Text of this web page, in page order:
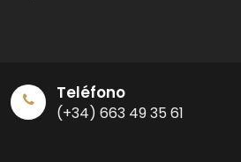
Teléfono
(+34) 663 49 35 61